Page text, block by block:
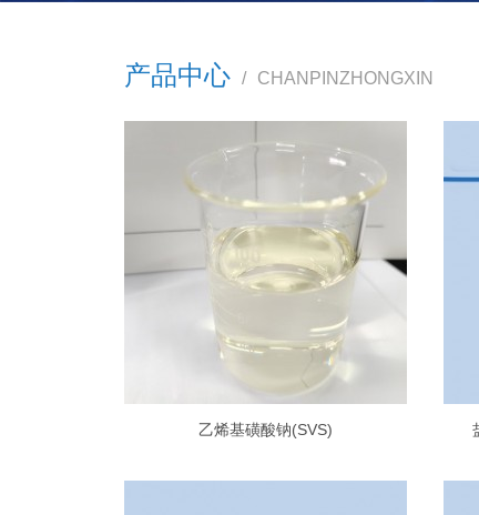
产品中心 / CHANPINZHONGXIN
乙烯基磺酸钠(SVS)